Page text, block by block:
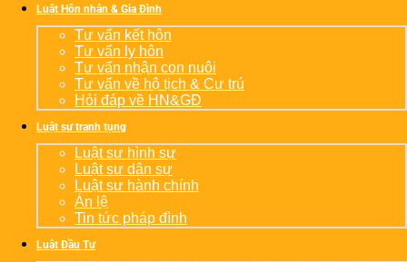
Luật Hôn nhân & Gia Đình
Tư vấn kết hôn
Tư vấn ly hôn
Tư vấn nhận con nuôi
Tư vấn về hộ tịch & Cư trú
Hỏi đáp về HN&GĐ
Luật sư tranh tụng
Luật sư hình sự
Luật sư dân sự
Luật sư hành chính
Án lệ
Tin tức pháp đình
Luật Đầu Tư